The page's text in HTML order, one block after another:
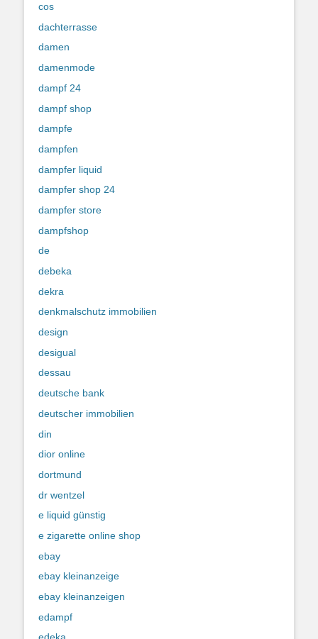
cos
dachterrasse
damen
damenmode
dampf 24
dampf shop
dampfe
dampfen
dampfer liquid
dampfer shop 24
dampfer store
dampfshop
de
debeka
dekra
denkmalschutz immobilien
design
desigual
dessau
deutsche bank
deutscher immobilien
din
dior online
dortmund
dr wentzel
e liquid günstig
e zigarette online shop
ebay
ebay kleinanzeige
ebay kleinanzeigen
edampf